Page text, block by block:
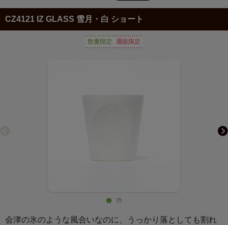
CZ4121 IZ GLASS 雪月・白 ショート
数量限定 通販限定
会津の氷のような風合いなのに、うっかり落としても割れ